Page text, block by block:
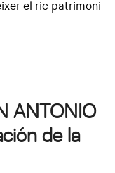
el ric patrimoni
ANTONIO
de la